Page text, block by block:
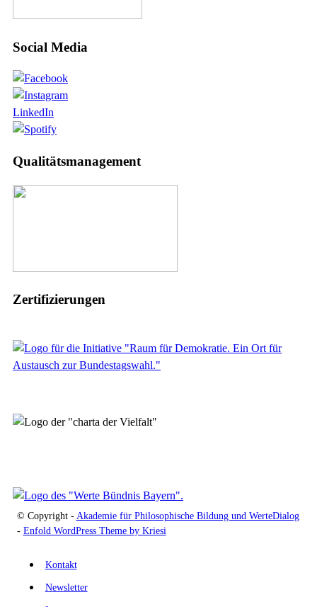
Social Media
LinkedIn
Qualitätsmanagement
Zertifizierungen
© Copyright - Akademie für Philosophische Bildung und WerteDialog
- Enfold WordPress Theme by Kriesi
Kontakt
Newsletter